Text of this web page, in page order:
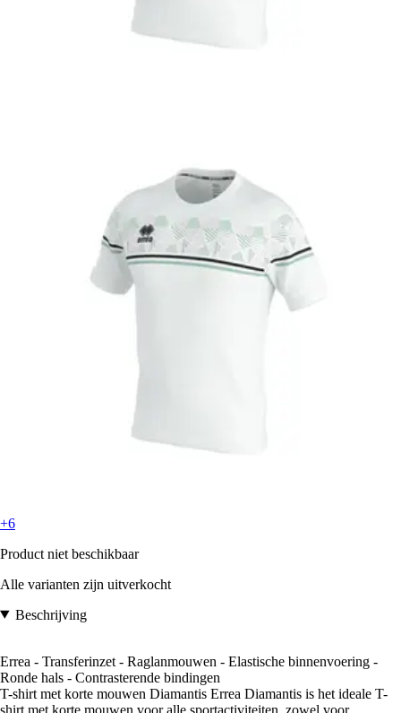
+6
Product niet beschikbaar
Alle varianten zijn uitverkocht
Beschrijving
Errea - Transferinzet - Raglanmouwen - Elastische binnenvoering -
Ronde hals - Contrasterende bindingen
T-shirt met korte mouwen Diamantis Errea Diamantis is het ideale T-
shirt met korte mouwen voor alle sportactiviteiten, zowel voor